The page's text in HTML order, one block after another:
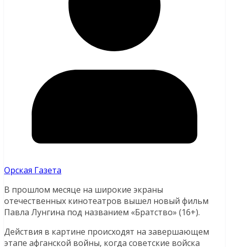
Орская Газета
В прошлом месяце на широкие экраны
отечественных кинотеатров вышел новый фильм
Павла Лунгина под названием «Братство» (16+).
Действия в картине происходят на завершающем
этапе афганской войны, когда советские войска